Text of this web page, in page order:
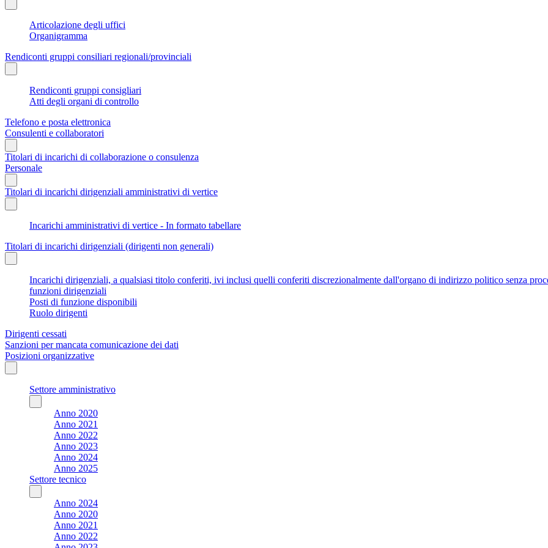
Articolazione degli uffici
Organigramma
Rendiconti gruppi consiliari regionali/provinciali
Rendiconti gruppi consigliari
Atti degli organi di controllo
Telefono e posta elettronica
Consulenti e collaboratori
Titolari di incarichi di collaborazione o consulenza
Personale
Titolari di incarichi dirigenziali amministrativi di vertice
Incarichi amministrativi di vertice - In formato tabellare
Titolari di incarichi dirigenziali (dirigenti non generali)
Incarichi dirigenziali, a qualsiasi titolo conferiti, ivi inclusi quelli conferiti discrezionalmente dall'organo di indirizzo politico senza
funzioni dirigenziali
Posti di funzione disponibili
Ruolo dirigenti
Dirigenti cessati
Sanzioni per mancata comunicazione dei dati
Posizioni organizzative
Settore amministrativo
Anno 2020
Anno 2021
Anno 2022
Anno 2023
Anno 2024
Anno 2025
Settore tecnico
Anno 2024
Anno 2020
Anno 2021
Anno 2022